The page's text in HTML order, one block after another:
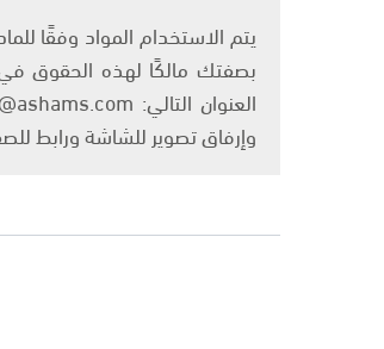
بصفتك مالكًا لهذه الحقوق في
وإرفاق تصوير للشاشة ورابط